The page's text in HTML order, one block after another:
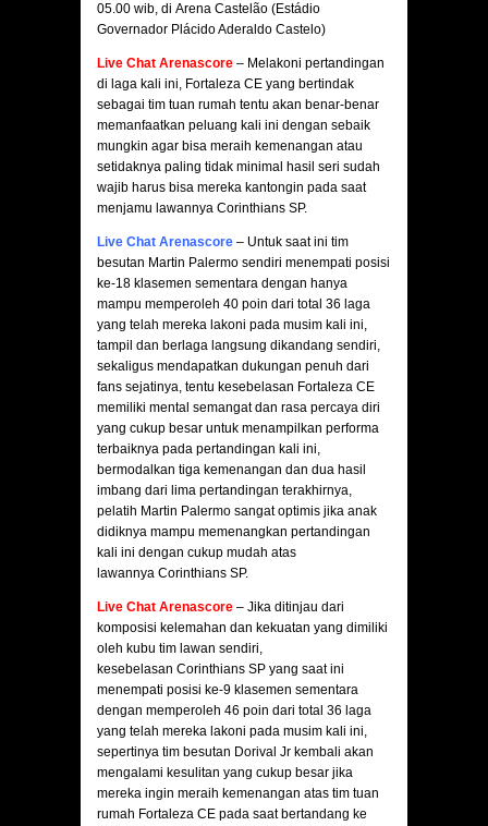
05.00 wib, di Arena Castelão (Estádio
Governador Plácido Aderaldo Castelo)
Live Chat Arenascore – Melakoni pertandingan
di laga kali ini, Fortaleza CE yang bertindak
sebagai tim tuan rumah tentu akan benar-benar
memanfaatkan peluang kali ini dengan sebaik
mungkin agar bisa meraih kemenangan atau
setidaknya paling tidak minimal hasil seri sudah
wajib harus bisa mereka kantongin pada saat
menjamu lawannya Corinthians SP.
Live Chat Arenascore – Untuk saat ini tim
besutan Martin Palermo sendiri menempati posisi
ke-18 klasemen sementara dengan hanya
mampu memperoleh 40 poin dari total 36 laga
yang telah mereka lakoni pada musim kali ini,
tampil dan berlaga langsung dikandang sendiri,
sekaligus mendapatkan dukungan penuh dari
fans sejatinya, tentu kesebelasan Fortaleza CE
memiliki mental semangat dan rasa percaya diri
yang cukup besar untuk menampilkan performa
terbaiknya pada pertandingan kali ini,
bermodalkan tiga kemenangan dan dua hasil
imbang dari lima pertandingan terakhirnya,
pelatih Martin Palermo sangat optimis jika anak
didiknya mampu memenangkan pertandingan
kali ini dengan cukup mudah atas
lawannya Corinthians SP.
Live Chat Arenascore – Jika ditinjau dari
komposisi kelemahan dan kekuatan yang dimiliki
oleh kubu tim lawan sendiri,
kesebelasan Corinthians SP yang saat ini
menempati posisi ke-9 klasemen sementara
dengan memperoleh 46 poin dari total 36 laga
yang telah mereka lakoni pada musim kali ini,
sepertinya tim besutan Dorival Jr kembali akan
mengalami kesulitan yang cukup besar jika
mereka ingin meraih kemenangan atas tim tuan
rumah Fortaleza CE pada saat bertandang ke